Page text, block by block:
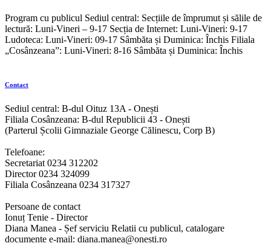
Program cu publicul Sediul central: Secțiile de împrumut și sălile de
lectură: Luni-Vineri – 9-17 Secția de Internet: Luni-Vineri: 9-17
Ludoteca: Luni-Vineri: 09-17 Sâmbăta și Duminica: Închis Filiala
„Cosânzeana”: Luni-Vineri: 8-16 Sâmbăta și Duminica: Închis
Contact
Sediul central: B-dul Oituz 13A - Onești
Filiala Cosânzeana: B-dul Republicii 43 - Onești
(Parterul Școlii Gimnaziale George Călinescu, Corp B)
Telefoane:
Secretariat 0234 312202
Director 0234 324099
Filiala Cosânzeana 0234 317327
Persoane de contact
Ionuț Tenie - Director
Diana Manea - Șef serviciu Relatii cu publicul, catalogare
documente e-mail: diana.manea@onesti.ro